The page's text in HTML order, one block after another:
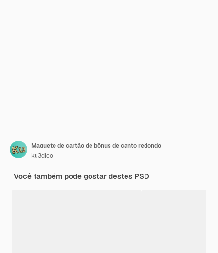
Maquete de cartão de bônus de canto redondo
ku3dico
Você também pode gostar destes PSD